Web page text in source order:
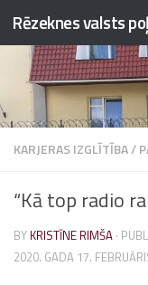
Skip to content
Rēzeknes valsts
KARJERAS IZGLĪTĪBA/
“Kā top radio
BY KRISTĪNE RIMŠA ·
2020. GADA 17.